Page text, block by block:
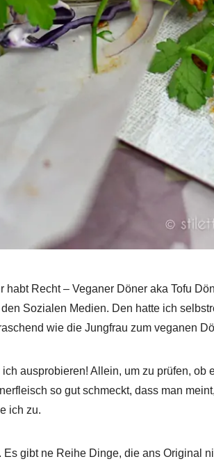
habt Recht – Veganer Döner aka Tofu
Sozialen Medien. Den hatte ich
wie die Jungfrau zum veganen
ausprobieren! Allein, um zu prüfen, ob
so gut schmeckt, dass man
ich zu.
gibt ne Reihe Dinge, die ans Original